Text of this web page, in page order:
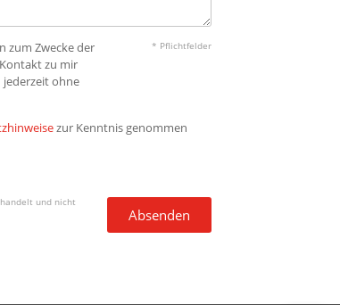
zum Zwecke der
zu mir
jederzeit ohne
* Pflichtfelder
zur Kenntnis genommen
und nicht
Absenden